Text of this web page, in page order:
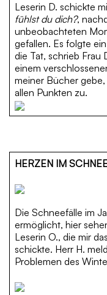
Leserin D. schickte
fühlst du dich?,
unbeobachteten
gefallen. Es folgte
die Tat, schrieb Frau
einem
meiner Bücher
allen Punkten zu.
HERZEN IM
Die Schneefälle im
ermöglicht, hier
Leserin O., die mir
schickte. Herr H.
Problemen des